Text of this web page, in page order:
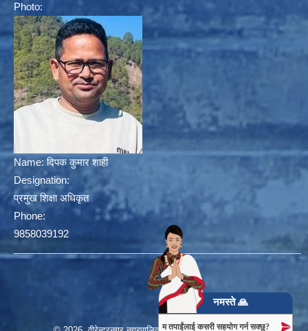
Photo:
Name:दिपक कुमार शाही
Designation:
प्रमुख शिक्षा अधिकृत
Phone:
9858039192
नमस्ते 🙏
म तपाईंलाई कसरी सहयोग गर्न सक्छु?